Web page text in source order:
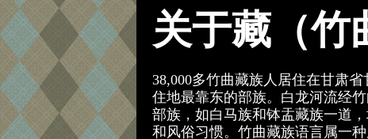
关于藏（竹
38,000多竹曲藏族人居住在甘肃
住地最靠东的部族。白龙河流经
部族，如白马族和钵盂藏族一道
和风俗习惯。竹曲藏族语言属一